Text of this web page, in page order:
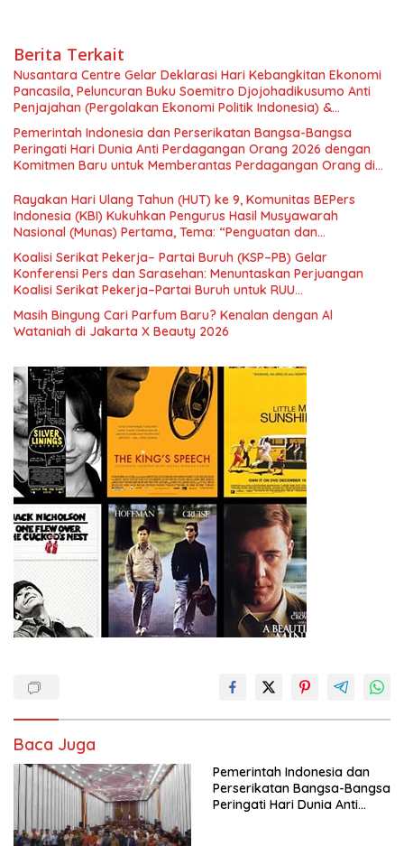
Berita Terkait
Nusantara Centre Gelar Deklarasi Hari Kebangkitan Ekonomi
Pancasila, Peluncuran Buku Soemitro Djojohadikusumo Anti
Penjajahan (Pergolakan Ekonomi Politik Indonesia) &
Simposium Nasional “Urgensi Undang-Undang Perekonomian
Nasional dan Kesejahteraan Sosial dalam Menata Bangsa
Menuju Indonesia Emas 2045”,
Pemerintah Indonesia dan Perserikatan Bangsa-Bangsa
Peringati Hari Dunia Anti Perdagangan Orang 2026 dengan
Komitmen Baru untuk Memberantas Perdagangan Orang di
Rayakan Hari Ulang Tahun (HUT) ke 9, Komunitas BEPers
Indonesia (KBI) Kukuhkan Pengurus Hasil Musyawarah
Nasional (Munas) Pertama, Tema: “Penguatan dan
Pengembangan Organisasi KBI yang Berbasis Riset di seluruh
Indonesia dan Mancanegara”.
Koalisi Serikat Pekerja– Partai Buruh (KSP–PB) Gelar
Konferensi Pers dan Sarasehan: Menuntaskan Perjuangan
Koalisi Serikat Pekerja–Partai Buruh untuk RUU
Ketenagakerjaan Baru.
Masih Bingung Cari Parfum Baru? Kenalan dengan Al
Wataniah di Jakarta X Beauty 2026
Baca Juga
Pemerintah Indonesia dan
Perserikatan Bangsa-Bangsa
Peringati Hari Dunia Anti